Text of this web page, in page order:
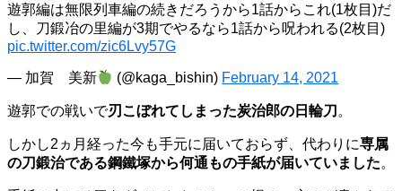
遊郭編は無限列車編の続きだろうから1話からこれ(1枚目)だ
し、刀鍛冶の里編が3期でやるなら1話から呪われる(2枚目)
pic.twitter.com/zic6Lvy57G
— 加賀 美新 (@kaga_bishin) February 14, 2021
遊郭での戦いで刃こぼれてしまった炭治郎の日輪刀 。
しかし2ヵ月経った今も手元に届いておらず、代わりに専属
の刀鍛治である鋼鐵塚から何通もの手紙が届いていました。